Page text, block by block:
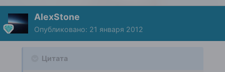
AlexStone
Опубликовано: 21 января 2012
Цитата